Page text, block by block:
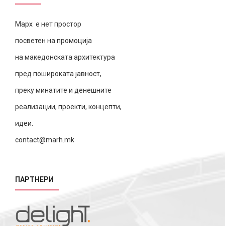
Марх е нет простор
посветен на промоција
на македонската архитектура
пред пошироката јавност,
преку минатите и денешните
реализации, проекти, концепти,
идеи.
contact@marh.mk
ПАРТНЕРИ